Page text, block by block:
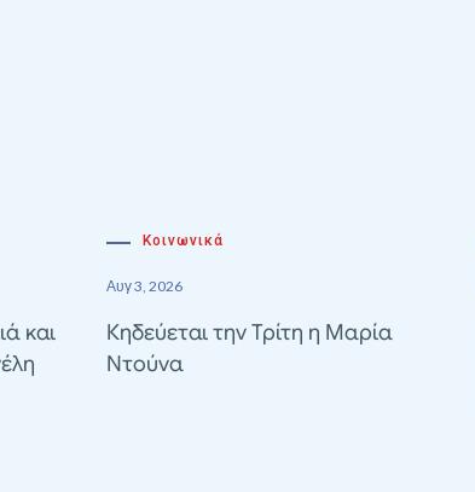
και
Κοινωνικά
Αυγ 3, 2026
Κηδεύεται την Τρίτη η Μαρία
Ντούνα